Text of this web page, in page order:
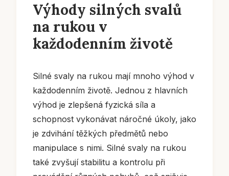
Výhody silných svalů
na rukou v
každodenním životě
Silné svaly na rukou mají mnoho výhod v
každodenním životě. Jednou z hlavních
výhod je zlepšená fyzická síla a
schopnost vykonávat náročné úkoly, jako
je zdvihání těžkých předmětů nebo
manipulace s nimi. Silné svaly na rukou
také zvyšují stabilitu a kontrolu při